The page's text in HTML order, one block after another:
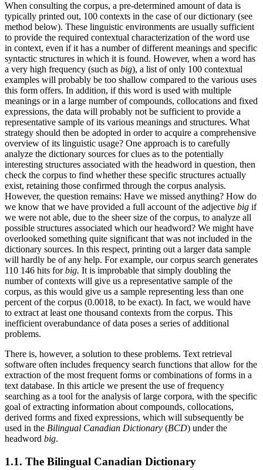
When consulting the corpus, a pre-determined amount of data is
typically printed out, 100 contexts in the case of our dictionary (see
method below). These linguistic environments are usually sufficient
to provide the required contextual characterization of the word use
in context, even if it has a number of different meanings and specific
syntactic structures in which it is found. However, when a word has
a very high frequency (such as big), a list of only 100 contextual
examples will probably be too shallow compared to the various uses
this form offers. In addition, if this word is used with multiple
meanings or in a large number of compounds, collocations and fixed
expressions, the data will probably not be sufficient to provide a
representative sample of its various meanings and structures. What
strategy should then be adopted in order to acquire a comprehensive
overview of its linguistic usage? One approach is to carefully
analyze the dictionary sources for clues as to the potentially
interesting structures associated with the headword in question, then
check the corpus to find whether these specific structures actually
exist, retaining those confirmed through the corpus analysis.
However, the question remains: Have we missed anything? How do
we know that we have provided a full account of the adjective big if
we were not able, due to the sheer size of the corpus, to analyze all
possible structures associated which our headword? We might have
overlooked something quite significant that was not included in the
dictionary sources. In this respect, printing out a larger data sample
will hardly be of any help. For example, our corpus search generates
110 146 hits forbig. It is improbable that simply doubling the
number of contexts will give us a representative sample of the
corpus, as this would give us a sample representing less than one
percent of the corpus (0.0018, to be exact). In fact, we would have
to extract at least one thousand contexts from the corpus. This
inefficient overabundance of data poses a series of additional
problems.
There is, however, a solution to these problems. Text retrieval
software often includes frequency search functions that allow for the
extraction of the most frequent forms or combinations of forms in a
text database. In this article we present the use of frequency
searching as a tool for the analysis of large corpora, with the specific
goal of extracting information about compounds, collocations,
derived forms and fixed expressions, which will subsequently be
used in the Bilingual Canadian Dictionary (BCD) under the
headword big.
1.1. The Bilingual Canadian Dictionary